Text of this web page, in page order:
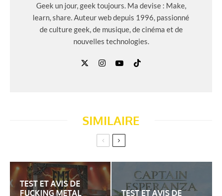
Geek un jour, geek toujours. Ma devise : Make,
learn, share. Auteur web depuis 1996, passionné
de culture geek, de musique, de cinéma et de
nouvelles technologies.
SIMILAIRE
TEST ET AVIS DE
FUCKING METAL
TEST ET AVIS DE